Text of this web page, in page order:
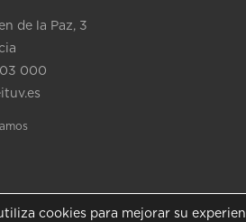
de la Paz, 3
000
cookies para mejorar su